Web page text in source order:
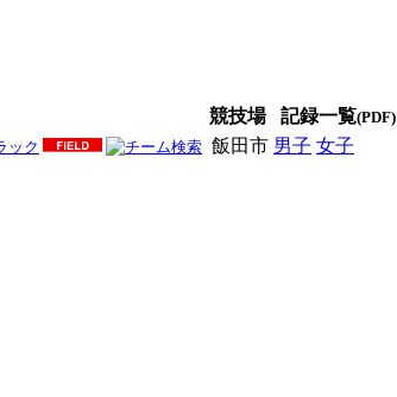
競技場 記録一覧(PDF)
飯田市 男子 女子